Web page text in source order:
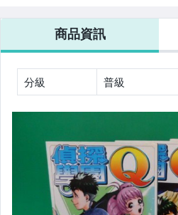
商品資訊
分級 普級